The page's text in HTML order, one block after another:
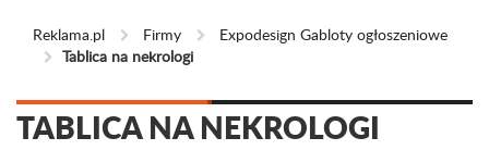
Reklama.pl Firmy
Expodesign Gabloty ogłoszeniowe
Tablica na nekrologi
TABLICA NA NEKROLOGI